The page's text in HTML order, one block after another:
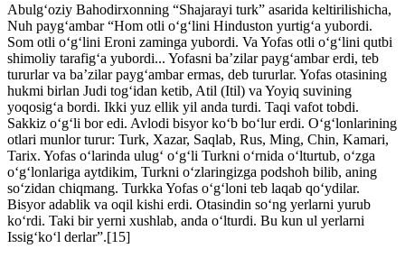
Abulg‘oziy Bahodirxonning “Shajarayi turk” asarida keltirilishicha,
Nuh payg‘ambar “Hom otli o‘g‘lini Hinduston yurtig‘a yubordi.
Som otli o‘g‘lini Eroni zaminga yubordi. Va Yofas otli o‘g‘lini qutbi
shimoliy tarafig‘a yubordi... Yofasni ba’zilar payg‘ambar erdi, teb
tururlar va ba’zilar payg‘ambar ermas, deb tururlar. Yofas otasining
hukmi birlan Judi tog‘idan ketib, Atil (Itil) va Yoyiq suvining
yoqosig‘a bordi. Ikki yuz ellik yil anda turdi. Taqi vafot tobdi.
Sakkiz o‘g‘li bor edi. Avlodi bisyor ko‘b bo‘lur erdi. O‘g‘lonlarining
otlari munlor turur: Turk, Xazar, Saqlab, Rus, Ming, Chin, Kamari,
Tarix. Yofas o‘larinda ulug‘ o‘g‘li Turkni o‘rnida o‘lturtub, o‘zga
o‘g‘lonlariga aytdikim, Turkni o‘zlaringizga podshoh bilib, aning
so‘zidan chiqmang. Turkka Yofas o‘g‘loni teb laqab qo‘ydilar.
Bisyor adablik va oqil kishi erdi. Otasindin so‘ng yerlarni yurub
ko‘rdi. Taki bir yerni xushlab, anda o‘lturdi. Bu kun ul yerlarni
Issig‘ko‘l derlar”.[15]